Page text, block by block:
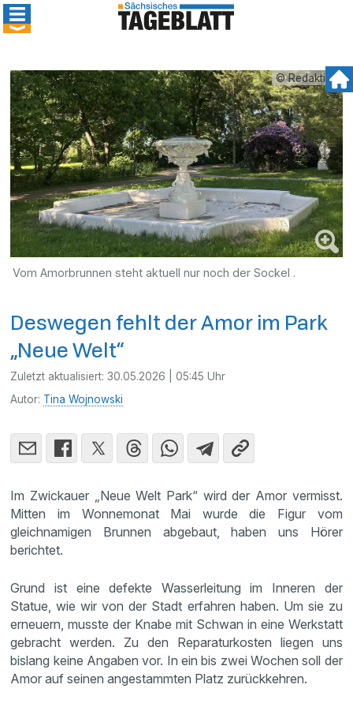
© Redaktion
Vom Amorbrunnen steht aktuell nur noch der Sockel .
Deswegen fehlt der Amor im Park
„Neue Welt“
Zuletzt aktualisiert:30.05.2026 | 05:45 Uhr
Autor: Tina Wojnowski
Im Zwickauer „Neue Welt Park“ wird der Amor vermisst.
Mitten im Wonnemonat Mai wurde die Figur vom
gleichnamigen Brunnen abgebaut, haben uns Hörer
berichtet.
Grund ist eine defekte Wasserleitung im Inneren der
Statue, wie wir von der Stadt erfahren haben. Um sie zu
erneuern, musste der Knabe mit Schwan in eine Werkstatt
gebracht werden. Zu den Reparaturkosten liegen uns
bislang keine Angaben vor. In ein bis zwei Wochen soll der
Amor auf seinen angestammten Platz zurückkehren.